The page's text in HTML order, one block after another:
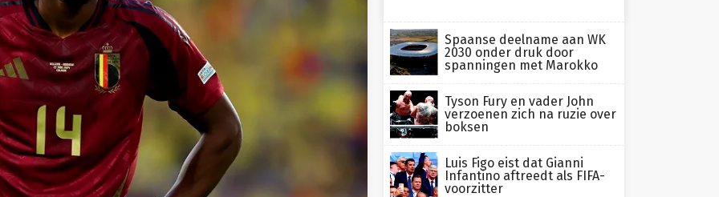
Spaanse deelname aan WK
2030 onder druk door
spanningen met Marokko
Tyson Fury en vader John
verzoenen zich na ruzie over
boksen
Luis Figo eist dat Gianni
Infantino aftreedt als FIFA-
voorzitter